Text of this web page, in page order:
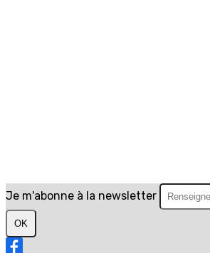
Je m'abonne à la newsletter
OK